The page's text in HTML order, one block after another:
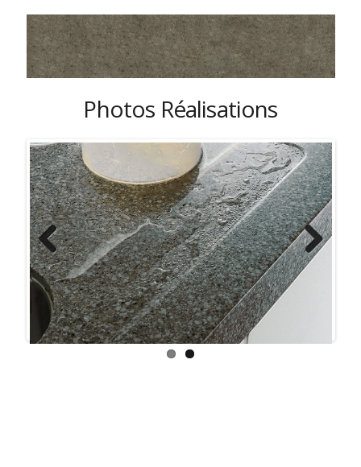
Photos Réalisations
Previous Next